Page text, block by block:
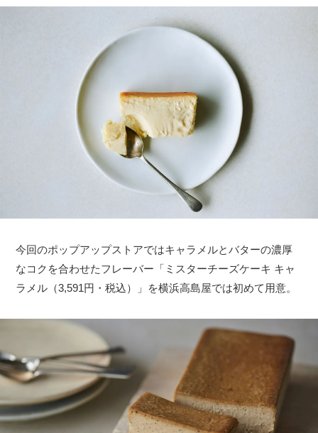
今回のポップアップストアではキャラメルとバターの濃厚
なコクを合わせたフレーバー「ミスターチーズケーキ キャ
ラメル（3,591円・税込）」を横浜高島屋では初めて用意。